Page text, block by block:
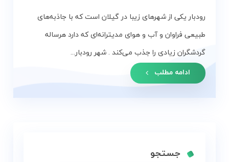
رودبار یکی از شهرهای زیبا در گیلان است که با جاذبه‌های
طبیعی فراوان و آب و هوای مدیترانه‌ای که دارد هرساله
گردشگران زیادی را جذب می‌کند . شهر رودبار...
ادامه مطلب
جستجو
گردشگری
گیلان
درباره
ما